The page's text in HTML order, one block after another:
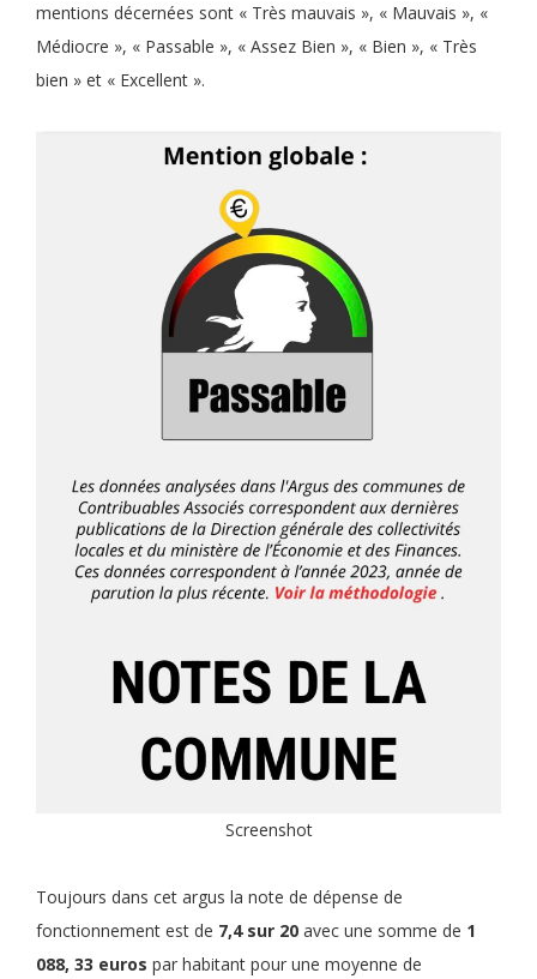
mentions décernées sont « Très mauvais », « Mauvais », «
Médiocre », « Passable », « Assez Bien », « Bien », « Très
bien » et « Excellent ».
Screenshot
Toujours dans cet argus la note de dépense de
fonctionnement est de 7,4 sur 20 avec une somme de 1
088, 33 euros par habitant pour une moyenne de